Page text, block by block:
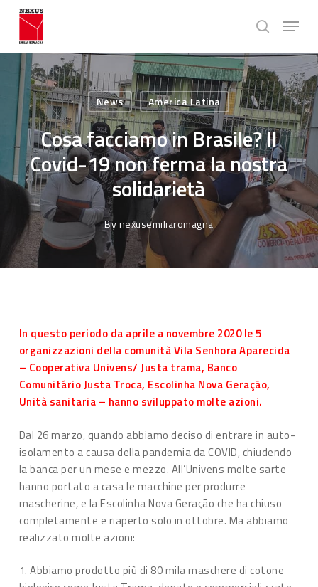
Skip
main
content
search
Menu
News America Latina
Cosa facciamo in Brasile? Il
Covid-19 non ferma la nostra
solidarietà
Bynexusemiliaromagna
In questo periodo da aprile a novembre 2020 le 5
organizzazioni della comunità Vila Senhora Aparecida
– Cooperativa Univens/ Justa trama, Banco
Comunitário Justa Troca, Escolinha Nova Geração,
Unità sanitaria – hanno sviluppato molte azioni.
Dal 26 marzo, quando abbiamo deciso di entrare in auto-
isolamento a causa della pandemia da COVID, chiudendo
la banca per un mese e mezzo. All’Univens molte sarte
hanno portato a casa le macchine per produrre
mascherine, e la Escolinha Nova Geração che ha chiuso
completamente e riaperto solo in ottobre. Ma abbiamo
realizzato molte azioni:
1. Abbiamo prodotto più di 80 mila maschere di cotone
Menu